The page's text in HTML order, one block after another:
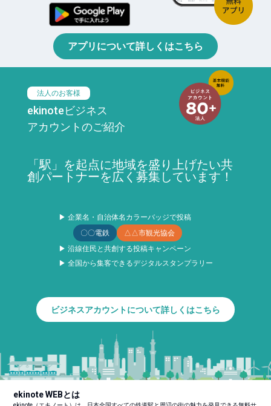
アプリについて詳しくはこちら
法人のお客様
ekinoteビジネス
アカウントのご紹介
「駅」を起点に地域を盛り上げたい共
創パートナーを広く募集しています！
▶ 企業名・自治体名カラーバッジで投稿
〇〇電鉄
△△市観光協会
▶ 沿線住民と共創する投稿キャンペーン
▶ 全国から集客できるデジタルスタンプラリー
ビジネスアカウントについて詳しくはこちら
ekinote WEBとは